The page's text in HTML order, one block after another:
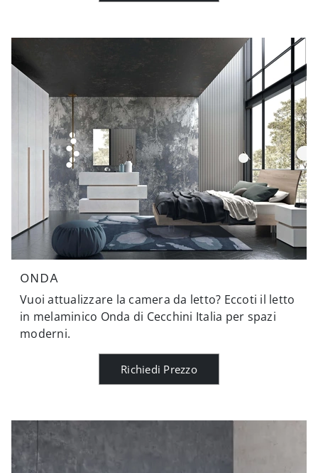
ONDA
Vuoi attualizzare la camera da letto? Eccoti il letto
in melaminico Onda di Cecchini Italia per spazi
moderni.
Richiedi Prezzo